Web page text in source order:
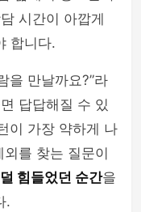
시간이 아깝게
합니다.
을 만날까요?”라
답답해질 수 있
이 가장 약하게 나
를 찾는 질문이
덜 힘들었던 순간을
.